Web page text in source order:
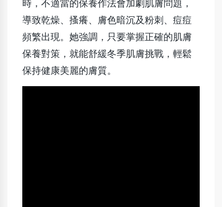
導致乾燥、搔癢、膚色暗沉及粉刺、痘痘
頻繁出現。她強調，只要掌握正確的肌膚
保養對策，就能舒緩冬季肌膚挑戰，輕鬆
保持健康美麗的膚質。